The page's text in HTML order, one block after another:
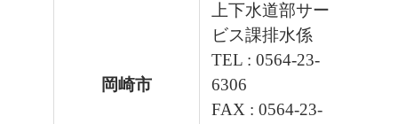
岡崎市
上下水道部サー
ビス課排水係
TEL : 0564-23-
6306
FAX : 0564-23-